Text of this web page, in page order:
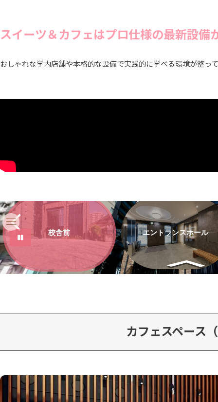
スイーツ＆カフェはプロ仕様の最新設備
おしゃれな学内店舗や本格的な設備で実践的に学べる環境が整っ
カフェスペース